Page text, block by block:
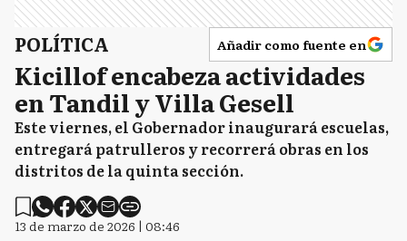
POLÍTICA Añadir como fuente en
Kicillof encabeza actividades
en Tandil y Villa Gesell
Este viernes, el Gobernador inaugurará escuelas,
entregará patrulleros y recorrerá obras en los
distritos de la quinta sección.
13 de marzo de 2026 | 08:46